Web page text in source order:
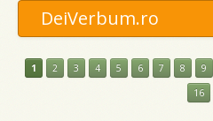
DeiVerbum.ro
1 2 3 4 5 6 7 8 9
16